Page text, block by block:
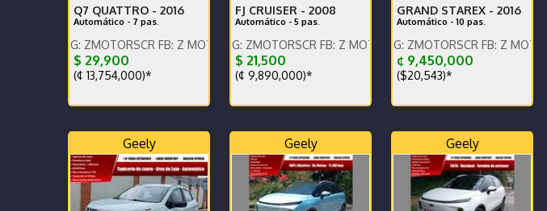
Q7 QUATTRO - 2016
Automático - 7 pas.
IG: ZMOTORSCR FB: Z MOTORS. Contáctenos x WhatsApp.
$ 29,900
(¢ 13,754,000)*
FJ CRUISER - 2008
Automático - 5 pas.
ENGLISH SPOKEN, IG: ZMOTORSCR FB: Z MOTORS. Contáctenos x WhatsApp.
$ 21,500
(¢ 9,890,000)*
GRAND STAREX - 2016
Automático - 10 pas.
ENGLISH SPOKEN, IG: ZMOTORSCR FB: Z MOTORS.
¢ 9,450,000
($20,543)*
ENGLISH SPOKEN, IG:
Geely Geely Geely